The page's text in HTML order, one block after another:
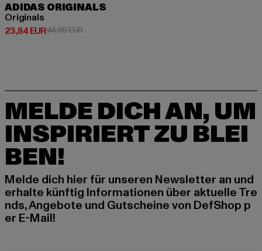
ADIDAS ORIGINALS
Originals
23,84 EUR
Derzeitiger Preis: 23,84 EUR
44,99 EURAktionspreis: 44,99 EUR
MELDE DICH AN, UM
INSPIRIERT ZU BLEI
BEN!
Melde dich hier für unseren Newsletter an und
erhalte künftig Informationen über aktuelle Tre
nds, Angebote und Gutscheine von DefShop p
er E-Mail!